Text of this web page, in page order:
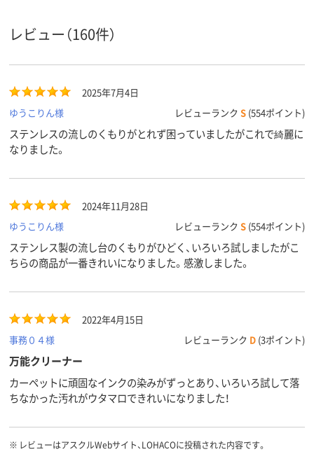
レビュー（160件）
2025年7月4日
ゆうこりん様
レビューランク S (554ポイント)
ステンレスの流しのくもりがとれず困っていましたがこれで綺麗に
なりました。
2024年11月28日
ゆうこりん様
レビューランク S (554ポイント)
ステンレス製の流し台のくもりがひどく、いろいろ試しましたがこ
ちらの商品が一番きれいになりました。感激しました。
2022年4月15日
事務０４様
レビューランク D (3ポイント)
万能クリーナー
カーペットに頑固なインクの染みがずっとあり、いろいろ試して落
ちなかった汚れがウタマロできれいになりました！
※ レビューはアスクルWebサイト、LOHACOに投稿された内容です。